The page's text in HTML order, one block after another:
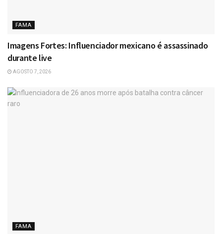
FAMA
Imagens Fortes: Influenciador mexicano é assassinado
durante live
AGOSTO 7, 2026
FAMA